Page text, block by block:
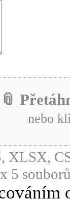
📎
nebo
XLSX,
5